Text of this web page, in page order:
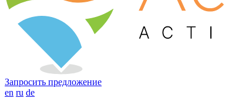
Запросить предложение
en ru de